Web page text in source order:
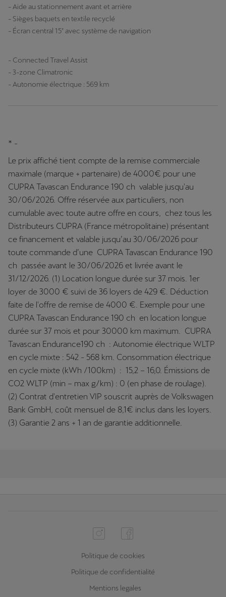
- Aide au stationnement avant et arrière
- Sièges baquets en textile recyclé
- Écran central 15" avec système de navigation
- Connected Travel Assist
- 3-zone Climatronic
- Autonomie électrique : 569 km
* -
Le prix affiché tient compte de la remise commerciale
maximale (marque + partenaire) de 4000€ pour une
CUPRA Tavascan Endurance 190 ch valable jusqu'au
30/06/2026. Offre réservée aux particuliers, non
cumulable avec toute autre offre en cours, chez tous les
Distributeurs CUPRA (France métropolitaine) présentant
ce financement et valable jusqu’au 30/06/2026 pour
toute commande d’une CUPRA Tavascan Endurance 190
ch passée avant le 30/06/2026 et livrée avant le
31/12/2026. (1) Location longue durée sur 37 mois. 1er
loyer de 3000 € suivi de 36 loyers de 429 €. Déduction
faite de l'offre de remise de 4000 €. Exemple pour une
CUPRA Tavascan Endurance 190 ch en location longue
durée sur 37 mois et pour 30000 km maximum. CUPRA
Tavascan Endurance190 ch : Autonomie électrique WLTP
en cycle mixte : 542 - 568 km. Consommation électrique
en cycle mixte (kWh /100km) : 15,2 – 16,0. Émissions de
CO2 WLTP (min – max g/km) : 0 (en phase de roulage).
(2) Contrat d'entretien VIP souscrit auprès de Volkswagen
Bank GmbH, coût mensuel de 8,1€ inclus dans les loyers.
(3) Garantie 2 ans + 1 an de garantie additionnelle.
Politique de cookies
Politique de confidentialité
Mentions legales